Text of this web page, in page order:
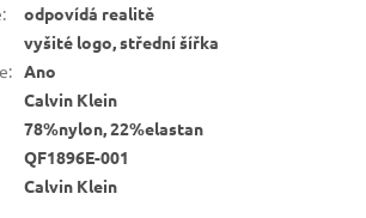
:
odpovídá realitě
vyšité logo, střední šířka
: Ano
Calvin Klein
78%nylon, 22%elastan
QF1896E-001
Calvin Klein